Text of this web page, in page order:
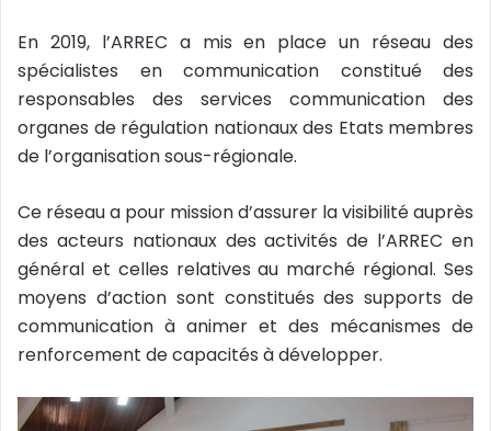
En 2019, l’ARREC a mis en place un réseau des
spécialistes en communication constitué des
responsables des services communication des
organes de régulation nationaux des Etats membres
de l’organisation sous-régionale.
Ce réseau a pour mission d’assurer la visibilité auprès
des acteurs nationaux des activités de l’ARREC en
général et celles relatives au marché régional. Ses
moyens d’action sont constitués des supports de
communication à animer et des mécanismes de
renforcement de capacités à développer.